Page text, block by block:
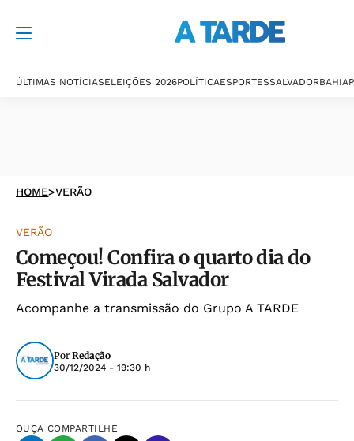
ÚLTIMAS NOTÍCIASELEIÇÕES 2026POLÍTICAESPORTESSALVADORBAHIA
HOME>VERÃO
VERÃO
Começou! Confira o quarto dia do
Festival Virada Salvador
Acompanhe a transmissão do Grupo A TARDE
Por Redação
30/12/2024 - 19:30 h
OUÇA COMPARTILHE